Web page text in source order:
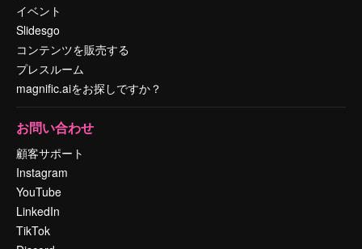
イベント
Slidesgo
コンテンツを販売する
プレスルーム
magnific.aiをお探しですか？
お問い合わせ
顧客サポート
Instagram
YouTube
LinkedIn
TikTok